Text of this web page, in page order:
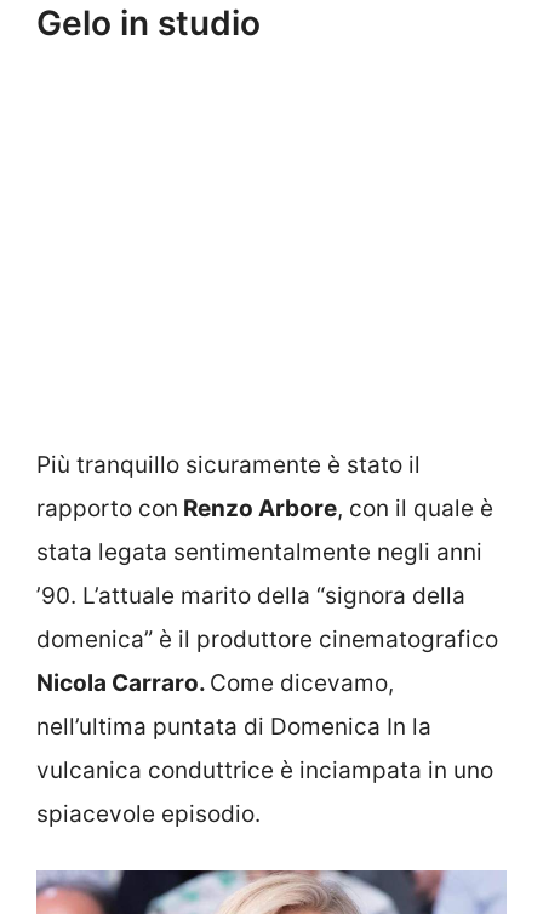
Gelo in studio
Più tranquillo sicuramente è stato il
rapporto con Renzo Arbore, con il quale è
stata legata sentimentalmente negli anni
’90. L’attuale marito della “signora della
domenica” è il produttore cinematografico
Nicola Carraro. Come dicevamo,
nell’ultima puntata di Domenica In la
vulcanica conduttrice è inciampata in uno
spiacevole episodio.